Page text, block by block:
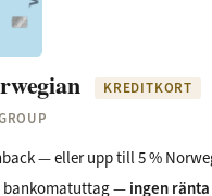
KREDITKORT
— eller upp till 5 %
bankomatuttag — ingen ränta